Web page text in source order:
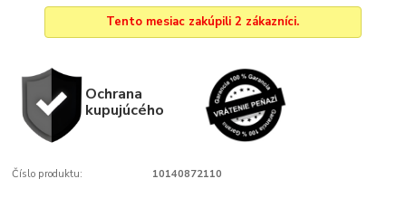
Tento mesiac zakúpili 2 zákazníci.
Ochrana
kupujúcého
Číslo produktu: 10140872110